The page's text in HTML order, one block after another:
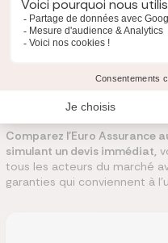
6 rue Gracchus Babeuf
93 130 Noisy le Sec
Euro Assurance, la
Comparez l'Euro Assurance
simulant un devis immédiat,
tous les acteurs du marché
garanties qui conviennent à